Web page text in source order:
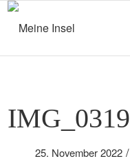
IMG_0319
25. November 2022 /